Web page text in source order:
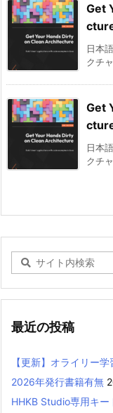
Get
日本
クチ
Get
日本
クチ
最近の投稿
【更新】オライリー
2026年発行書籍有無
HHKB Studio専用キ